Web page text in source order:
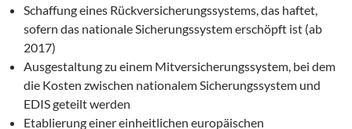
Schaffung eines Rückversicherungssystems, das haftet,
sofern das nationale Sicherungssystem erschöpft ist (ab
2017)
Ausgestaltung zu einem Mitversicherungssystem, bei dem
die Kosten zwischen nationalem Sicherungssystem und
EDIS geteilt werden
Etablierung einer einheitlichen europäischen